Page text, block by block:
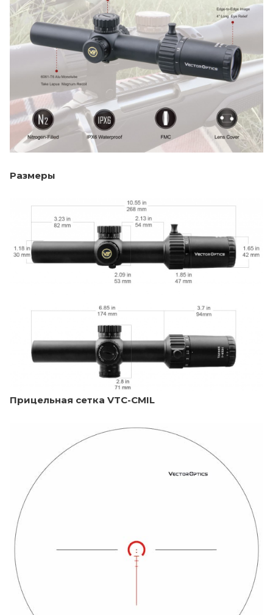
Размеры
Прицельная сетка VTC-CMIL